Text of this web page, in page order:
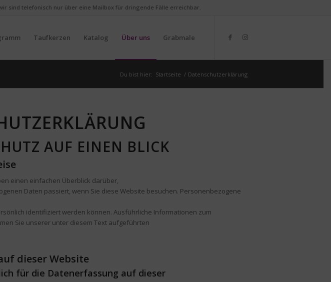
sind telefonisch nur über eine Mailbox für dringende Fälle erreichbar.
Taufkerzen Katalog Über uns Grabmale
Du bist hier: Startseite / Datenschutzerklärung
AUF EINEN BLICK
einen einfachen Überblick darüber,
Daten passiert, wenn Sie diese Website besuchen. Personenbezogene
identifiziert werden können. Ausführliche Informationen zum
Sie unserer unter diesem Text aufgeführten
dieser Website
für die Datenerfassung auf dieser